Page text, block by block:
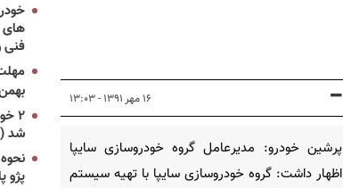
۱۶ مهر ۱۳۹۱ - ۱۳:۰۳
پرشین خودرو: مدیرعامل گروه خودروسازی سایپا
اظهار داشت: گروه خودروسازی سایپا با تهیه سیستم
های
فنی
۲
شد
پژو